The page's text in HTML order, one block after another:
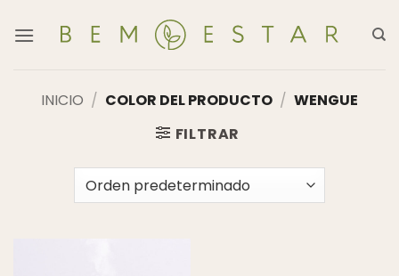
INICIO / COLOR DEL PRODUCTO / WENGUE
FILTRAR